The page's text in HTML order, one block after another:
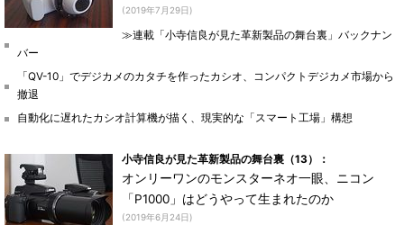
(2019年7月29日)
≫連載「小寺信良が見た革新製品の舞台裏」バックナン
バー
「QV-10」でデジカメのカタチを作ったカシオ、コンパクトデジカメ市場から
撤退
自動化に遅れたカシオ計算機が描く、現実的な「スマート工場」構想
小寺信良が見た革新製品の舞台裏（13）：
オンリーワンのモンスターネオ一眼、ニコン
「P1000」はどうやって生まれたのか
(2019年6月24日)